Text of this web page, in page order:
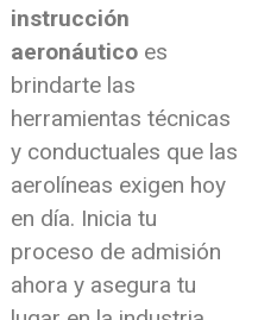
instrucción
aeronáutico es
brindarte las
herramientas técnicas
y conductuales que las
aerolíneas exigen hoy
en día. Inicia tu
proceso de admisión
ahora y asegura tu